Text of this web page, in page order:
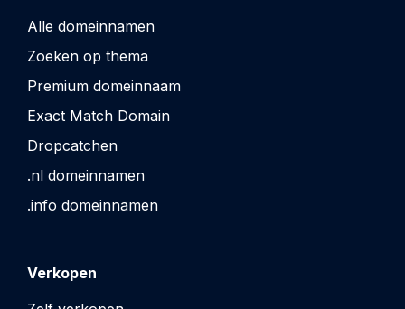
Alle domeinnamen
Zoeken op thema
Premium domeinnaam
Exact Match Domain
Dropcatchen
.nl domeinnamen
.info domeinnamen
Verkopen